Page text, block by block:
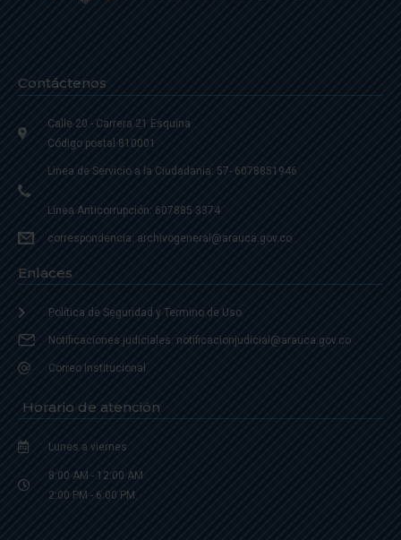
Contáctenos
Calle 20 - Carrera 21 Esquina
Código postal 810001
Linea de Servicio a la Ciudadania: 57- 6078851946
Linea Anticorrupción: 607885 3374
correspondencia: archivogeneral@arauca.gov.co
Enlaces
Política de Seguridad y Termino de Uso
Notificaciones judiciales: notificacionjudicial@arauca.gov.co
Correo Institucional
Horario de atención
Lunes a viernes
8:00 AM - 12:00 AM
2:00 PM - 6:00 PM.